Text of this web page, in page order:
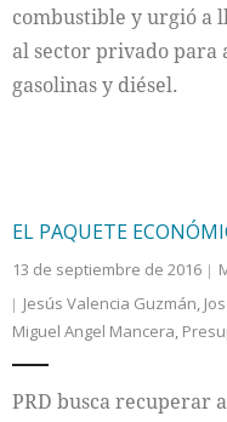
combustible y urgió a
al sector privado para
gasolinas y diésel.
EL PAQUETE
13 de septiembre de 2016
Jesús Valencia Guzmán,
Miguel Angel Mancera,
PRD busca recuperar